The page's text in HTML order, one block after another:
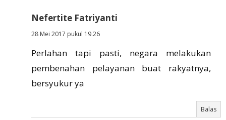
Nefertite Fatriyanti
28 Mei 2017 pukul 19.26
Perlahan tapi pasti, negara melakukan
pembenahan pelayanan buat rakyatnya,
bersyukur ya
Balas